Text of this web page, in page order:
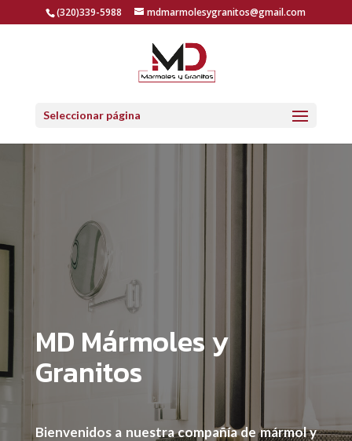
(320)339-5988 mdmarmolesygranitos@gmail.com
Seleccionar página
MD Mármoles y
Granitos
Bienvenidos a nuestra compañía de mármol y